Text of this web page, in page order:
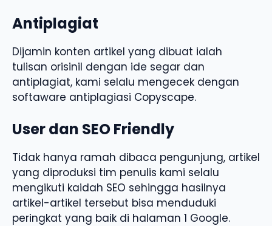
Antiplagiat
Dijamin konten artikel yang dibuat ialah
tulisan orisinil dengan ide segar dan
antiplagiat, kami selalu mengecek dengan
softaware antiplagiasi Copyscape.
User dan SEO Friendly
Tidak hanya ramah dibaca pengunjung, artikel
yang diproduksi tim penulis kami selalu
mengikuti kaidah SEO sehingga hasilnya
artikel-artikel tersebut bisa menduduki
peringkat yang baik di halaman 1 Google.